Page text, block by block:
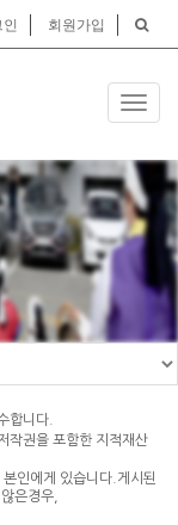
회원가입
합니다.
작권을 포함한 지적재산
인에게 있습니다.게시된
은경우,